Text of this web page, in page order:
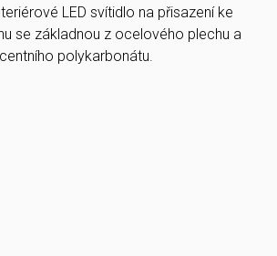
LED svítidlo na přisazení ke
se základnou z ocelového plechu a
polykarbonátu.